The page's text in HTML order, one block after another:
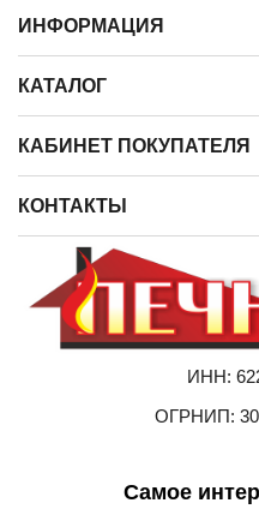
ИНФОРМАЦИЯ
КАТАЛОГ
КАБИНЕТ ПОКУПАТЕЛЯ
КОНТАКТЫ
ИНН:
ОГРНИП:
Самое